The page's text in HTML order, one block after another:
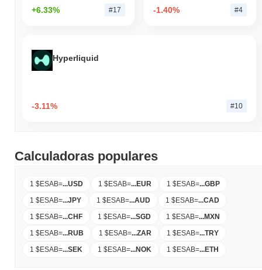
+6.33% #17 -1.40% #4
Hyperliquid
-3.11% #10
Calculadoras populares
1 $ESAB=...USD 1 $ESAB=...EUR 1 $ESAB=...GBP
1 $ESAB=...JPY 1 $ESAB=...AUD 1 $ESAB=...CAD
1 $ESAB=...CHF 1 $ESAB=...SGD 1 $ESAB=...MXN
1 $ESAB=...RUB 1 $ESAB=...ZAR 1 $ESAB=...TRY
1 $ESAB=...SEK 1 $ESAB=...NOK 1 $ESAB=...ETH